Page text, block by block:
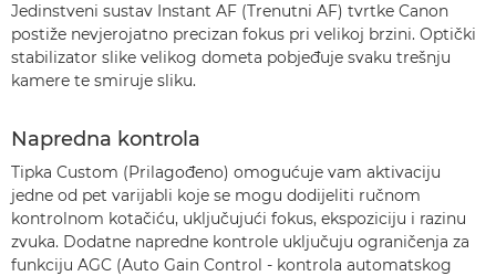
Jedinstveni sustav Instant AF (Trenutni AF) tvrtke Canon
postiže nevjerojatno precizan fokus pri velikoj brzini. Optički
stabilizator slike velikog dometa pobjeđuje svaku trešnju
kamere te smiruje sliku.
Napredna kontrola
Tipka Custom (Prilagođeno) omogućuje vam aktivaciju
jedne od pet varijabli koje se mogu dodijeliti ručnom
kontrolnom kotačiću, uključujući fokus, ekspoziciju i razinu
zvuka. Dodatne napredne kontrole uključuju ograničenja za
funkciju AGC (Auto Gain Control - kontrola automatskog